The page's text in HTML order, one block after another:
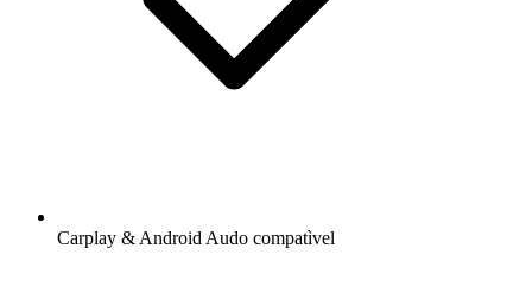
Carplay & Android Audo compatìvel